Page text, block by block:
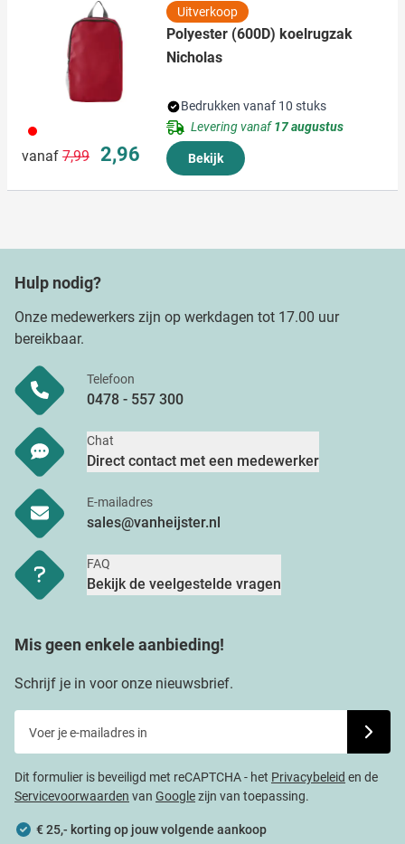
008
vanaf Normale prijs
7,99 Speciale prijs
2,96
Uitverkoop
Polyester (600D) koelrugzak
Nicholas
Bedrukken vanaf 10 stuks
Levering vanaf17 augustus
Bekijk
Hulp nodig?
Onze medewerkers zijn op werkdagen tot 17.00 uur
bereikbaar.
Telefoon
0478 - 557 300
Chat
Direct contact met een medewerker
E-mailadres
sales@vanheijster.nl
FAQ
Bekijk de veelgestelde vragen
Mis geen enkele aanbieding!
Schrijf je in voor onze nieuwsbrief.
Dit formulier is beveiligd met reCAPTCHA - het Privacybeleid en de
Servicevoorwaarden van Googlezijn van toepassing.
€ 25,- korting op jouw volgende aankoop